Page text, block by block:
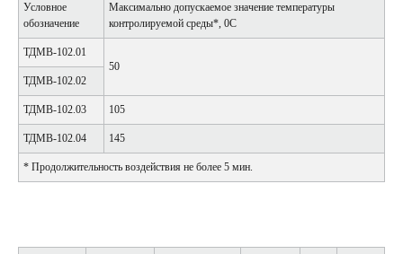
Условное
обозначение
Максимально допускаемое значение температуры
контролируемой среды*, 0С
ТДМВ-102.01
50
ТДМВ-102.02
ТДМВ-102.03 105
ТДМВ-102.04 145
* Продолжительность воздействия не более 5 мин.